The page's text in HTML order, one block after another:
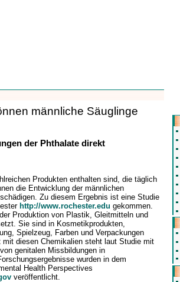
männliche Säuglinge
der Phthalate direkt
Produkten enthalten sind, die täglich
die Entwicklung der männlichen
Zu diesem Ergebnis ist eine Studie
http://www.rochester.edu gekommen.
Produktion von Plastik, Gleitmitteln und
Sie sind in Kosmetikprodukten,
Spielzeug, Farben und Verpackungen
mit diesen Chemikalien steht laut Studie mit
genitalen Missbildungen in
wurden in dem
Health Perspectives
veröffentlicht.